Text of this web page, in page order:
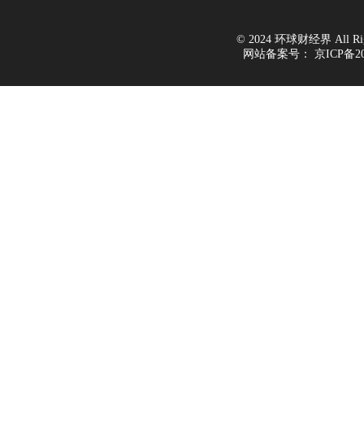
© 2024 环球财经界 All
网站备案号：
京ICP备